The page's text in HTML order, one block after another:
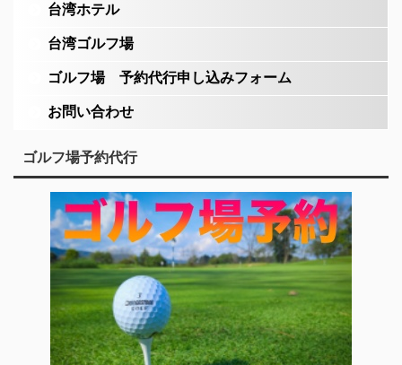
台湾ホテル
台湾ゴルフ場
ゴルフ場 予約代行申し込みフォーム
お問い合わせ
ゴルフ場予約代行